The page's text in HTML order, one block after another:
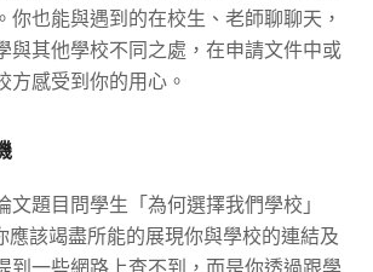
你也能與遇到的在校生、老師聊聊天，
與其他學校不同之處，在申請文件中或
方感受到你的用心。
文題目問學生「為何選擇我們學校」
應該竭盡所能的展現你與學校的連結及